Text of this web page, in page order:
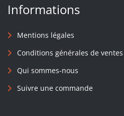
Informations
Mentions légales
Conditions générales de ventes
Qui sommes-nous
Suivre une commande